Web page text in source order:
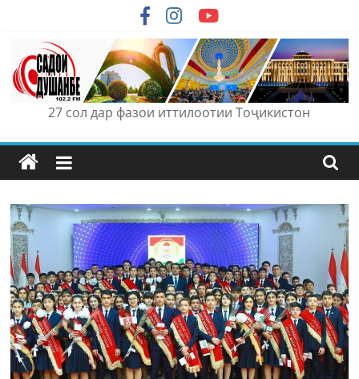
content
27 сол дар фазои иттилоотии Тоҷикистон